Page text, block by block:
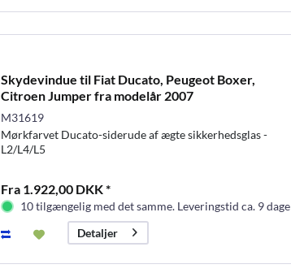
Skydevindue til Fiat Ducato, Peugeot Boxer,
Citroen Jumper fra modelår 2007
M31619
Mørkfarvet Ducato-siderude af ægte sikkerhedsglas -
L2/L4/L5
Fra 1.922,00 DKK *
10 tilgængelig med det samme. Leveringstid ca. 9 dage
Detaljer